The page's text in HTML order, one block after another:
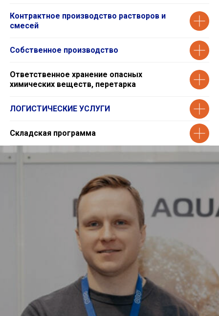
Контрактное производство растворов и
смесей
Собственное производство
Ответственное хранение опасных
химических веществ, перетарка
ЛОГИСТИЧЕСКИЕ УСЛУГИ
Складская программа